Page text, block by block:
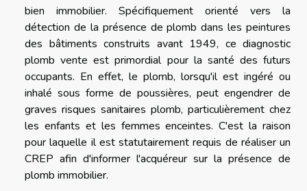
bien immobilier. Spécifiquement orienté vers la
détection de la présence de plomb dans les peintures
des bâtiments construits avant 1949, ce diagnostic
plomb vente est primordial pour la santé des futurs
occupants. En effet, le plomb, lorsqu'il est ingéré ou
inhalé sous forme de poussières, peut engendrer de
graves risques sanitaires plomb, particulièrement chez
les enfants et les femmes enceintes. C'est la raison
pour laquelle il est statutairement requis de réaliser un
CREP afin d'informer l'acquéreur sur la présence de
plomb immobilier.